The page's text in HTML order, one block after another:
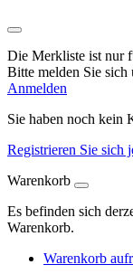
Die Merkliste ist nur
Bitte melden Sie sich
Anmelden
Sie haben noch kein
Registrieren Sie sich
Warenkorb
Es befinden sich
Warenkorb.
Warenkorb